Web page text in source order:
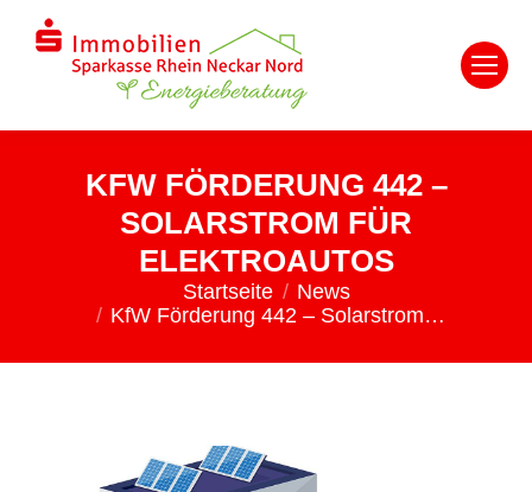
KFW FÖRDERUNG 442 –
SOLARSTROM FÜR
ELEKTROAUTOS
Startseite
News
KfW Förderung 442 – Solarstrom…